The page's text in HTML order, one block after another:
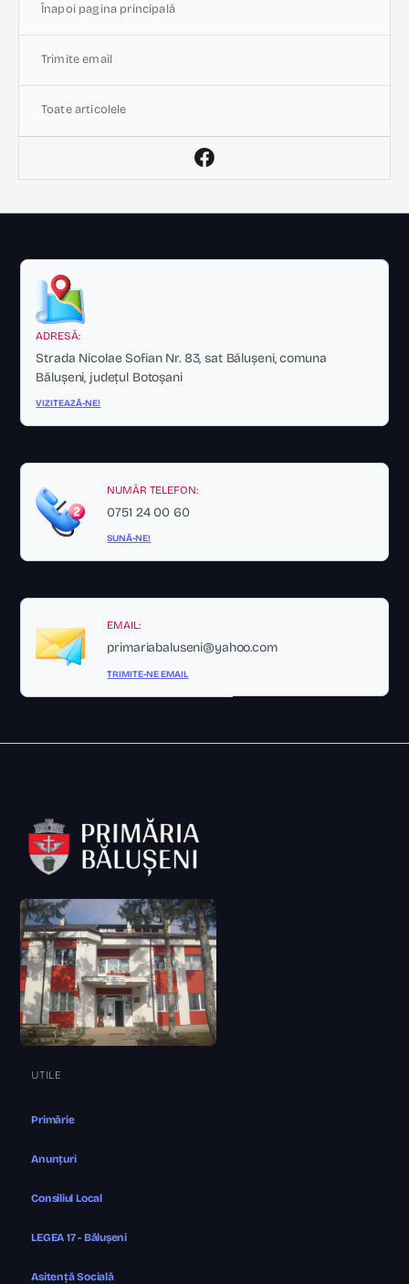
Înapoi pagina principală
Trimite email
Toate articolele
ADRESĂ:
Strada Nicolae Sofian Nr. 83, sat Bălușeni, comuna
Bălușeni, județul Botoșani
VIZITEAZĂ-NE!
NUMĂR TELEFON:
0751 24 00 60
SUNĂ-NE!
EMAIL:
primariabaluseni@yahoo.com
TRIMITE-NE EMAIL
UTILE
Primărie
Anunțuri
Consiliul Local
LEGEA 17 - Bălușeni
Asitență Socială